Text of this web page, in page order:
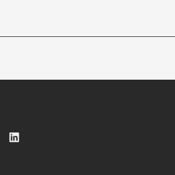
Instagram
auf TikTok
Sparkasse auf LinkedIn